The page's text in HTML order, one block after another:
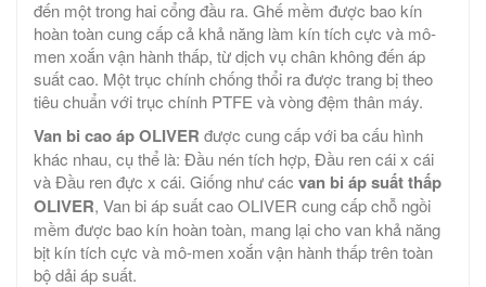
đến một trong hai cổng đầu ra. Ghế mềm được bao kín
hoàn toàn cung cấp cả khả năng làm kín tích cực và mô-
men xoắn vận hành thấp, từ dịch vụ chân không đến áp
suất cao. Một trục chính chống thổi ra được trang bị theo
tiêu chuẩn với trục chính PTFE và vòng đệm thân máy.
Van bi cao áp OLIVER được cung cấp với ba cấu hình
khác nhau, cụ thể là: Đầu nén tích hợp, Đầu ren cái x cái
và Đầu ren đực x cái. Giống như các van bi áp suất thấp
OLIVER, Van bi áp suất cao OLIVER cung cấp chỗ ngồi
mềm được bao kín hoàn toàn, mang lại cho van khả năng
bịt kín tích cực và mô-men xoắn vận hành thấp trên toàn
bộ dải áp suất.